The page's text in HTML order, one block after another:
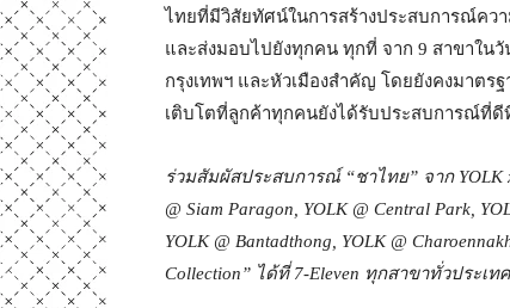
ไทยที่มีวิสัยทัศน์ในการสร้างประสบการณ์คว
และส่งมอบไปยังทุกคน ทุกที่ จาก 9 สาขาใน
กรุงเทพฯ และหัวเมืองสำคัญ โดยยังคงมาต
เติบโตที่ลูกค้าทุกคนยังได้รับประสบการณ์ที่ดี
ร่วมสัมผัสประสบการณ์ “ชาไทย” จาก YOLK
@ Siam Paragon, YOLK @ Central Park,
YOLK @ Bantadthong, YOLK @
Collection” ได้ที่7-Eleven ทุกสาขาทั่วประเทศ